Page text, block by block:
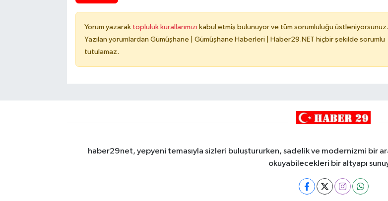
Yorum yazarak topluluk kurallarımızı kabul etmiş bulunuyor ve tüm sorumluluğu üstleniyorsunuz.
Yazılan yorumlardan Gümüşhane | Gümüşhane Haberleri | Haber29.NET hiçbir şekilde sorumlu
tutulamaz.
haber29net, yepyeni temasıyla sizleri buluştururken, sadelik ve modernizmi bir
okuyabilecekleri bir altyapı